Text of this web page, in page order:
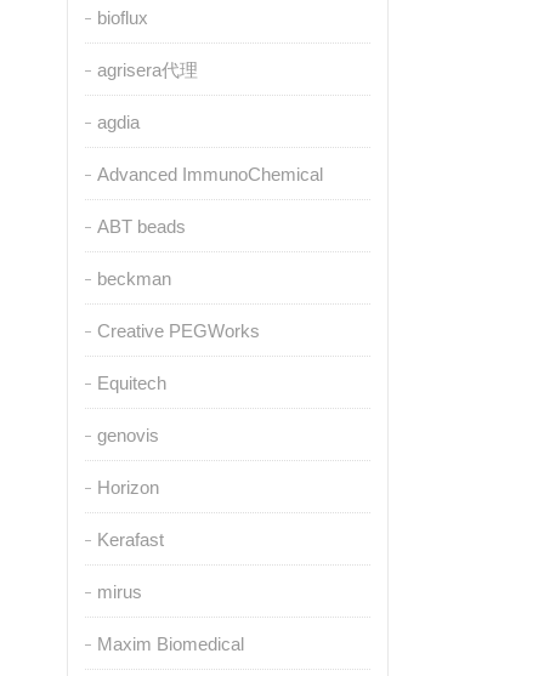
bioflux
agrisera代理
agdia
Advanced ImmunoChemical
ABT beads
beckman
Creative PEGWorks
Equitech
genovis
Horizon
Kerafast
mirus
Maxim Biomedical